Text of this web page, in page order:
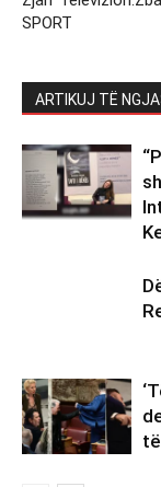
SPORT
ARTIKUJ TË